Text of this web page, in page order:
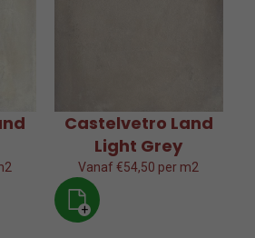
Castelvetro Land
Light Grey
Vanaf €54,50 per m2
+